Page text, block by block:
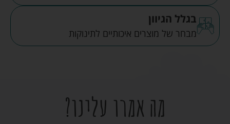
בגלל הגיוון
מבחר של מוצרים איכותיים לתינוקות
מה אמרו עלינו?